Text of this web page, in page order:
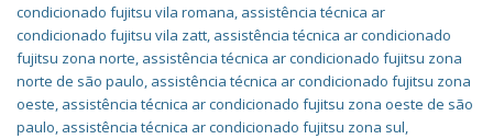
condicionado fujitsu vila romana, assistência técnica ar
condicionado fujitsu vila zatt, assistência técnica ar condicionado
fujitsu zona norte, assistência técnica ar condicionado fujitsu zona
norte de são paulo, assistência técnica ar condicionado fujitsu zona
oeste, assistência técnica ar condicionado fujitsu zona oeste de são
paulo, assistência técnica ar condicionado fujitsu zona sul,